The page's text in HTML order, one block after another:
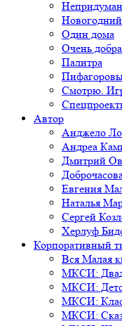
Один дома
Очень
Палитра
Смотрю.
Автор
Анджело
Андреа
Дмитрий
Евгения
Наталья
Сергей
Херлуф
Корпоративный
Вся Малая
МКСИ:
МКСИ:
МКСИ:
МКСИ: